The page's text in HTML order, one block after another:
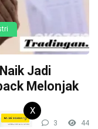
Jadi
Melonjak
3 44
X